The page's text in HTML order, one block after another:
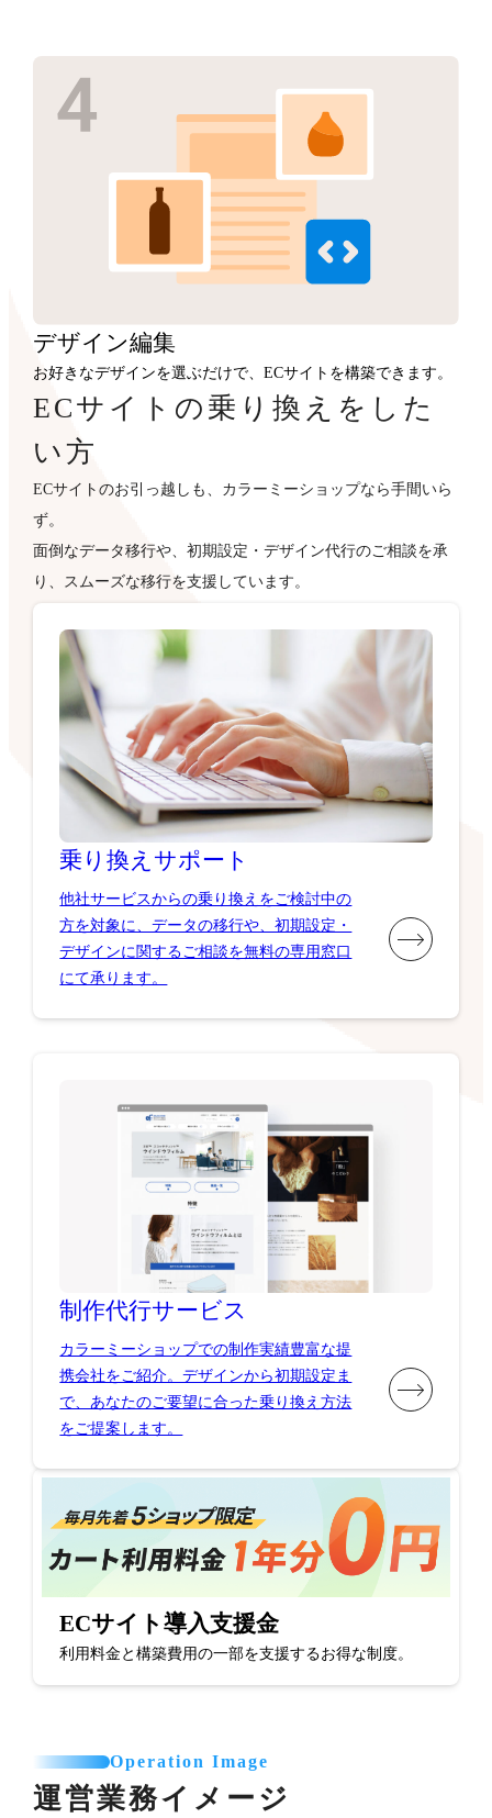
デザイン編集
お好きなデザインを選ぶだけで、ECサイトを構築できます。
ECサイトの乗り換えをした
い方
ECサイトのお引っ越しも、カラーミーショップなら手間いら
ず。
面倒なデータ移行や、初期設定・デザイン代行のご相談を承
り、スムーズな移行を支援しています。
乗り換え サポート
他社サービスからの乗り換えをご検討中の
方を対象に、データの移行や、初期設定・
デザインに関するご相談を無料の専用窓口
にて承ります。
制作代行サービス
カラーミーショップでの制作実績豊富な提
携会社をご紹介。デザインから初期設定ま
で、あなたのご要望に合った乗り換え方法
をご提案します。
ECサイト導入支援金
利用料金と構築費用の一部を支援するお得な制度。
Operation Image
運営業務イメージ